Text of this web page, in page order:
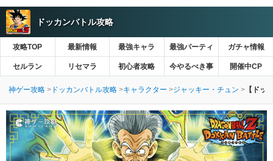
ドッカンバトル攻略
攻略TOP 最新情報 最強キャラ 最強パーティ ガチャ情報
セルラン リセマラ 初心者攻略 今やるべき事 開催中CP
神ゲー攻略 ドッカンバトル攻略 キャラクター ジャッキー・チュン 【ドッ